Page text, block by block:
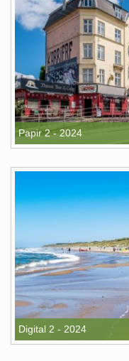
Papir 2 - 2024
Digital 2 - 2024